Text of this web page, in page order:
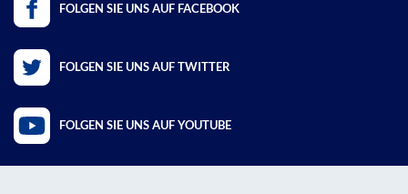
FOLGEN SIE UNS AUF FACEBOOK
FOLGEN SIE UNS AUF TWITTER
FOLGEN SIE UNS AUF YOUTUBE